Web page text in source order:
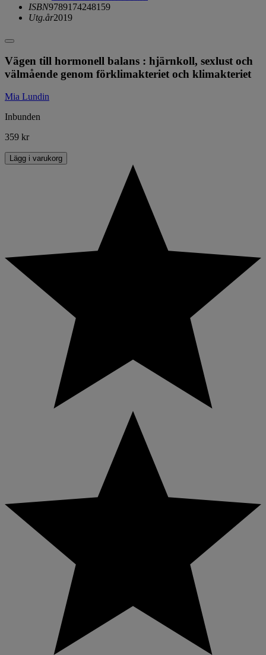
ISBN9789174248159
Utg.år2019
Vägen till hormonell balans : hjärnkoll, sexlust och
välmående genom förklimakteriet och klimakteriet
Mia Lundin
Inbunden
359 kr
Lägg i varukorg